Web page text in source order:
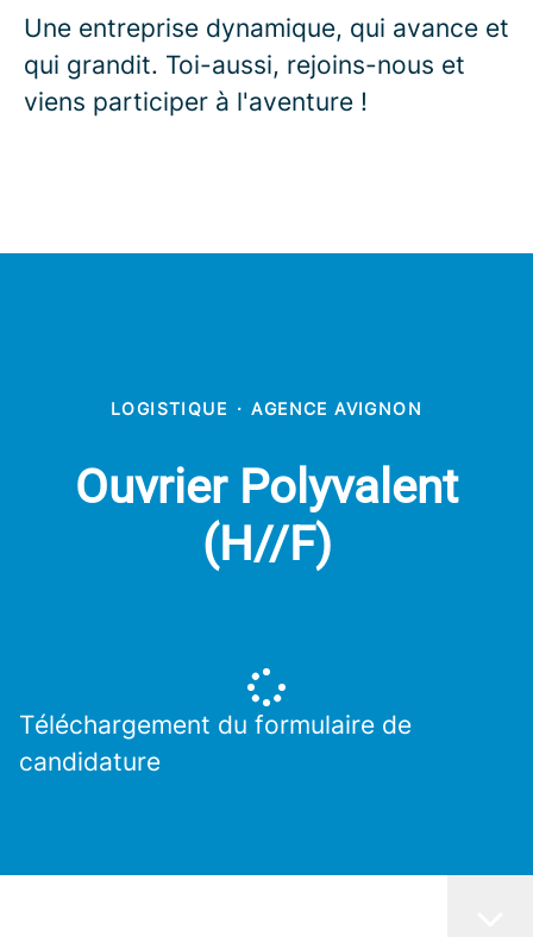
Une entreprise dynamique, qui avance et
qui grandit. Toi-aussi, rejoins-nous et
viens participer à l'aventure !
LOGISTIQUE · AGENCE AVIGNON
Ouvrier Polyvalent
(H//F)
Téléchargement du formulaire de
candidature